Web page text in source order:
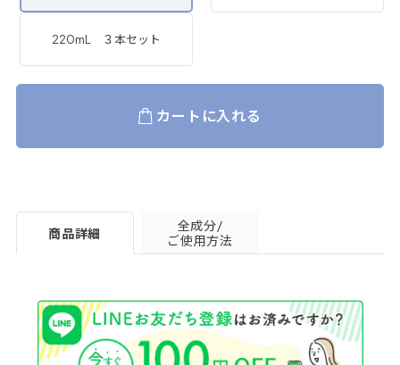
220mL ３本セット
カートに入れる
商品詳細
全成分/
ご使用方法